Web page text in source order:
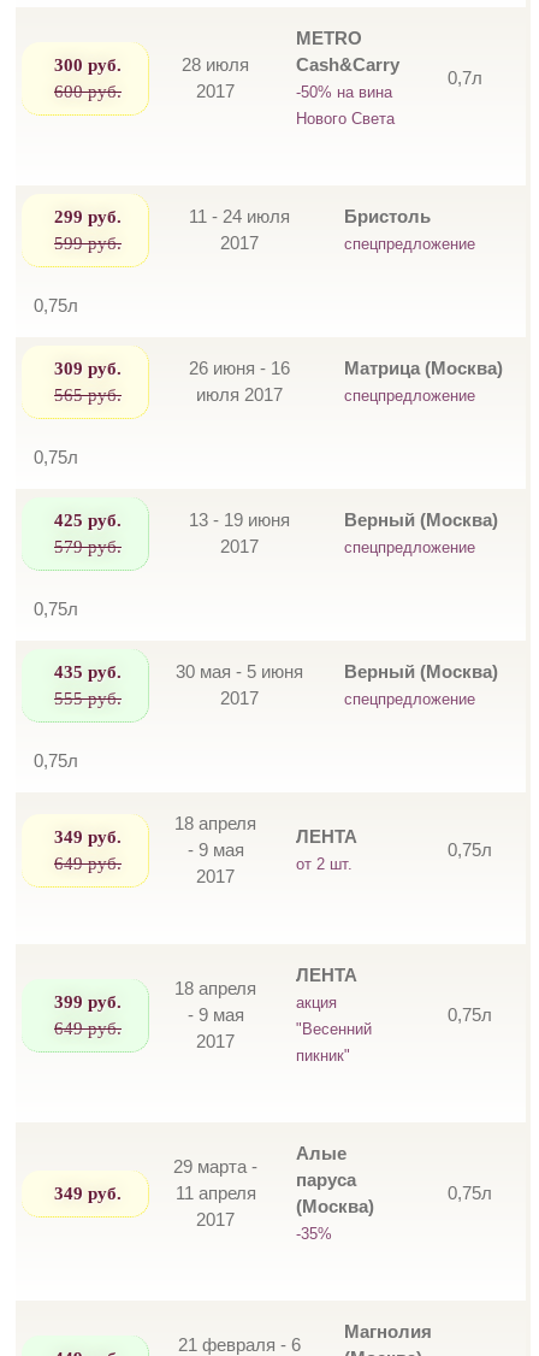
300 руб.
600 руб.
28 июля
2017
METRO
Cash&Carry
-50% на вина
Нового Света
0,7л
299 руб.
599 руб.
11 - 24 июля
2017
Бристоль
спецпредложение
0,75л
309 руб.
565 руб.
26 июня - 16
июля 2017
Матрица (Москва)
спецпредложение
0,75л
425 руб.
579 руб.
13 - 19 июня
2017
Верный (Москва)
спецпредложение
0,75л
435 руб.
555 руб.
30 мая - 5 июня
2017
Верный (Москва)
спецпредложение
0,75л
349 руб.
649 руб.
18 апреля
- 9 мая
2017
ЛЕНТА
от 2 шт.
0,75л
399 руб.
649 руб.
18 апреля
- 9 мая
2017
ЛЕНТА
акция
"Весенний
пикник"
0,75л
349 руб.
29 марта -
11 апреля
2017
Алые
паруса
(Москва)
-35%
0,75л
21 февраля - 6
Магнолия